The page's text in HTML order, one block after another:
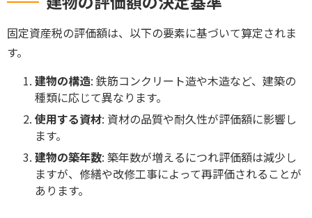
固定資産税の評価額は、以下の要素に基づいて算定されま
す。
建物の構造: 鉄筋コンクリート造や木造など、建築の
種類に応じて異なります。
使用する資材: 資材の品質や耐久性が評価額に影響し
ます。
建物の築年数: 築年数が増えるにつれ評価額は減少し
ますが、修繕や改修工事によって再評価されることが
あります。